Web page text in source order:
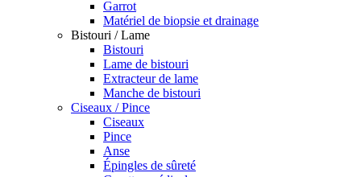
Garrot
Matériel de biopsie et drainage
Bistouri / Lame
Bistouri
Lame de bistouri
Extracteur de lame
Manche de bistouri
Ciseaux / Pince
Ciseaux
Pince
Anse
Épingles de sûreté